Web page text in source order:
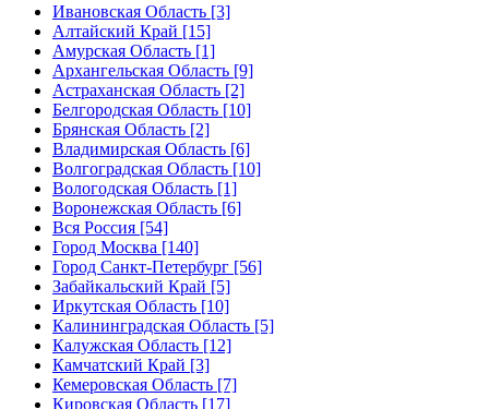
Ивановская Область [3]
Алтайский Край [15]
Амурская Область [1]
Архангельская Область [9]
Астраханская Область [2]
Белгородская Область [10]
Брянская Область [2]
Владимирская Область [6]
Волгоградская Область [10]
Вологодская Область [1]
Воронежская Область [6]
Вся Россия [54]
Город Москва [140]
Город Санкт-Петербург [56]
Забайкальский Край [5]
Иркутская Область [10]
Калининградская Область [5]
Калужская Область [12]
Камчатский Край [3]
Кемеровская Область [7]
Кировская Область [17]